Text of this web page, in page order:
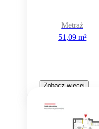
Metraż
51,09 m²
Zobacz więcej